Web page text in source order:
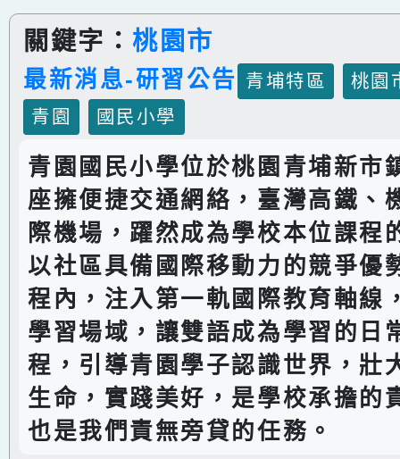
關鍵字：桃園市
最新消息-研習公告 青埔特區
桃園
青園
國民小學
青園國民小學位於桃園青埔新市
座擁便捷交通網絡，臺灣高鐵、
際機場，躍然成為學校本位課程
以社區具備國際移動力的競爭優
程內，注入第一軌國際教育軸線
學習場域，讓雙語成為學習的日
程，引導青園學子認識世界，壯
生命，實踐美好，是學校承擔的
也是我們責無旁貸的任務。